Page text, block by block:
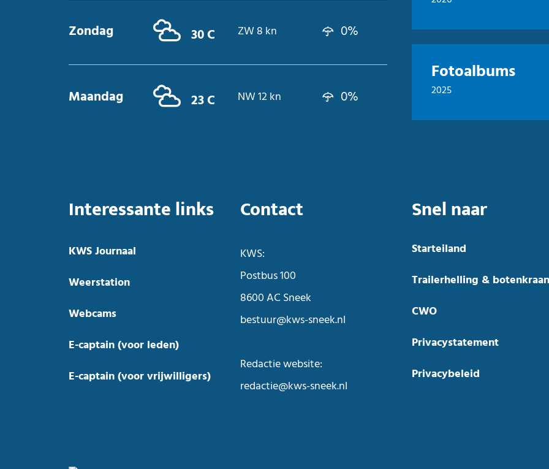
Zondag 30 C ZW 8 kn 0%
Maandag 23 C NW 12 kn 0%
Fotoalbums
2025
Interessante links
KWS Journaal
Weerstation
Webcams
E-captain (voor leden)
E-captain (voor vrijwilligers)
Contact
KWS:
Postbus 100
8600 AC Sneek
bestuur@kws-sneek.nl
Redactie website:
redactie@kws-sneek.nl
Snel naar
Starteiland
Trailerhelling & botenkraan
CWO
Privacystatement
Privacybeleid